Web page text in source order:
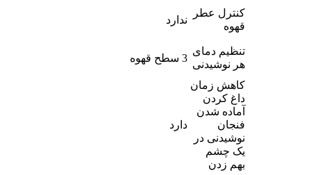
کنترل عطر
قهوه
ندارد
تنظیم دمای
هر نوشیدنی
3 سطح قهوه
کاهش زمان
داغ کردن
آماده شدن
فنجان
نوشیدنی در
یک چشم
بهم زدن
دارد